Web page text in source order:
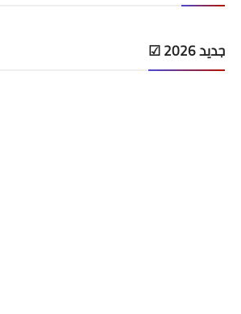
جديد 2026 ☑